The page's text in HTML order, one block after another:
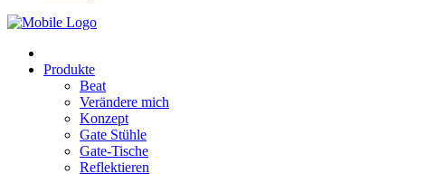
Produkte
Beat
Verändere mich
Konzept
Gate Stühle
Gate-Tische
Reflektieren